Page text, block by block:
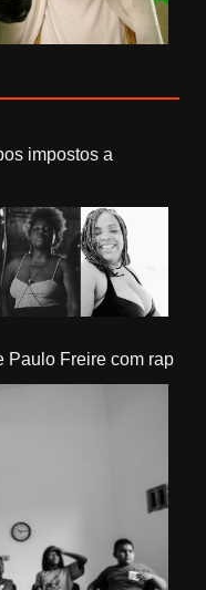
impostos a
Paulo Freire com rap